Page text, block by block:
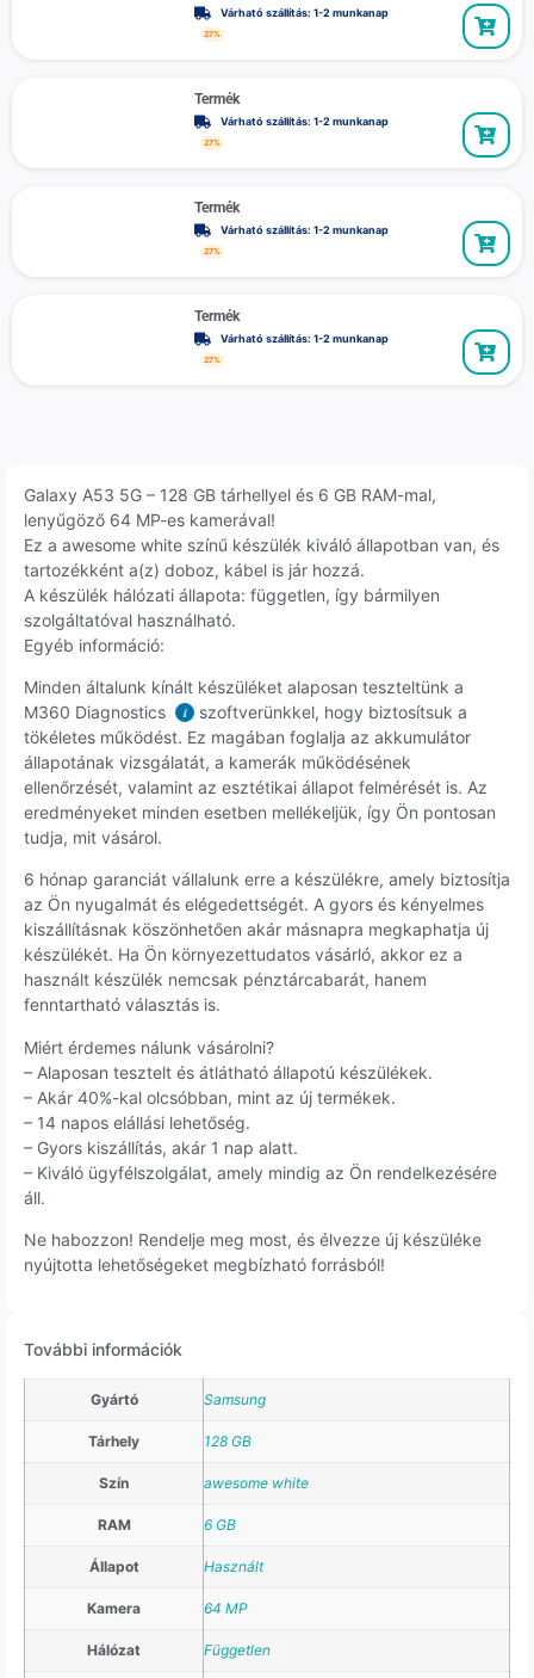
Várható szállítás: 1-2 munkanap
27%
Termék
Várható szállítás: 1-2 munkanap
27%
Termék
Várható szállítás: 1-2 munkanap
27%
Termék
Várható szállítás: 1-2 munkanap
27%
Galaxy A53 5G – 128 GB tárhellyel és 6 GB RAM-mal,
lenyűgöző 64 MP-es kamerával!
Ez a awesome white színű készülék kiváló állapotban van, és
tartozékként a(z) doboz, kábel is jár hozzá.
A készülék hálózati állapota: független, így bármilyen
szolgáltatóval használható.
Egyéb információ:
Minden általunk kínált készüléket alaposan teszteltünk a
M360 Diagnostics
i
szoftverünkkel, hogy biztosítsuk a
tökéletes működést. Ez magában foglalja az akkumulátor
állapotának vizsgálatát, a kamerák működésének
ellenőrzését, valamint az esztétikai állapot felmérését is. Az
eredményeket minden esetben mellékeljük, így Ön pontosan
tudja, mit vásárol.
6 hónap garanciát vállalunk erre a készülékre, amely biztosítja
az Ön nyugalmát és elégedettségét. A gyors és kényelmes
kiszállításnak köszönhetően akár másnapra megkaphatja új
készülékét. Ha Ön környezettudatos vásárló, akkor ez a
használt készülék nemcsak pénztárcabarát, hanem
fenntartható választás is.
Miért érdemes nálunk vásárolni?
– Alaposan tesztelt és átlátható állapotú készülékek.
– Akár 40%-kal olcsóbban, mint az új termékek.
– 14 napos elállási lehetőség.
– Gyors kiszállítás, akár 1 nap alatt.
– Kiváló ügyfélszolgálat, amely mindig az Ön rendelkezésére
áll.
Ne habozzon! Rendelje meg most, és élvezze új készüléke
nyújtotta lehetőségeket megbízható forrásból!
További információk
Gyártó Samsung
Tárhely 128 GB
Szín awesome white
RAM 6 GB
Állapot Használt
Kamera 64 MP
Hálózat Független